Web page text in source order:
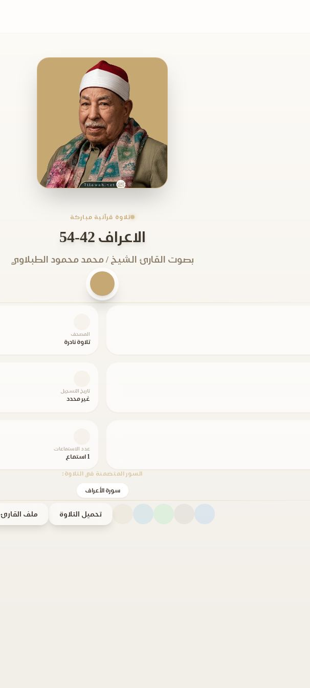
تلاوة قرآنية مباركة
الاعراف 42-54
بصوت القارئ الشيخ / محمد محمود الطبلاوي
المصحف
تلاوة نادرة
تاريخ التسجيل
غير محدد
عدد الاستماعات
1 استماع
السور المتضمنة في التلاوة:
سورة الأعراف
تحميل التلاوة ملف القارئ